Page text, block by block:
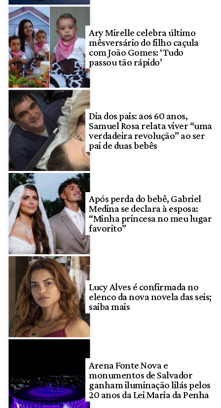
Ary Mirelle celebra último
mêsversário do filho caçula
com João Gomes: ‘Tudo
passou tão rápido’
Dia dos pais: aos 60 anos,
Samuel Rosa relata viver “uma
verdadeira revolução” ao ser
pai de duas bebês
Após perda do bebê, Gabriel
Medina se declara à esposa:
“Minha princesa no meu lugar
favorito”
Lucy Alves é confirmada no
elenco da nova novela das seis;
saiba mais
Arena Fonte Nova e
monumentos de Salvador
ganham iluminação lilás pelos
20 anos da Lei Maria da Penha